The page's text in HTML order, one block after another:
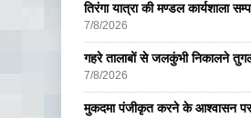
तिरंगा यात्रा की मण्डल कार्यशाला
7/8/2026
गहरे तालाबों से जलकुंभी निकालने
7/8/2026
मुकदमा पंजीकृत करने के आश्वासन